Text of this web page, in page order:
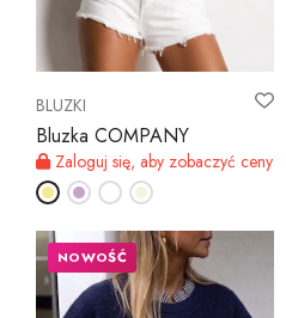
BLUZKI
Bluzka COMPANY
Zaloguj się, aby zobaczyć ceny
NOWOŚĆ